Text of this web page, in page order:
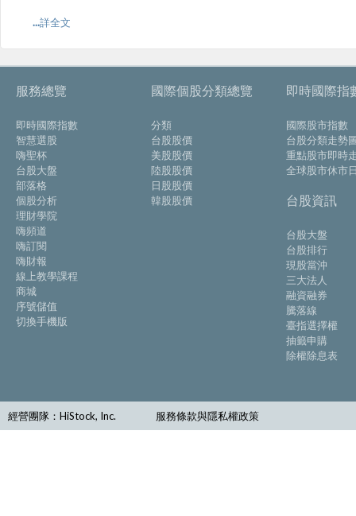
...詳全文
服務總覽
即時國際指數
智慧選股
嗨聖杯
台股大盤
部落格
個股分析
理財學院
嗨頻道
嗨訂閱
嗨財報
線上教學課程
商城
序號儲值
切換手機版
國際個股分類總覽
分類
台股股價
美股股價
陸股股價
日股股價
韓股股價
即時國際指
國際股市指數
台股分類走勢
重點股市即時
全球股市休市
台股資訊
台股大盤
台股排行
現股當沖
三大法人
融資融券
騰落線
臺指選擇權
抽籤申購
除權除息表
經營團隊：HiStock, Inc. 服務條款與隱私權政策